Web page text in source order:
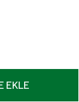
EKLE